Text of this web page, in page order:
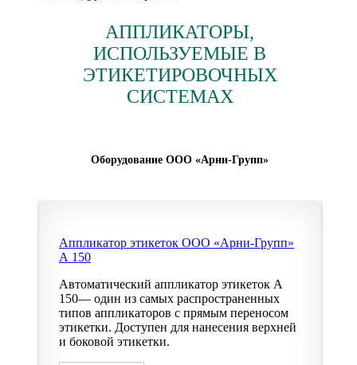
АППЛИКАТОРЫ,
ИСПОЛЬЗУЕМЫЕ В
ЭТИКЕТИРОВОЧНЫХ
СИСТЕМАХ
Оборудование ООО «Арни-Групп»
Аппликатор этикеток ООО «Арни-Групп»
А 150
Автоматический аппликатор этикеток А
150— один из самых распространенных
типов аппликаторов с прямым переносом
этикетки. Доступен для нанесения верхней
и боковой этикетки.